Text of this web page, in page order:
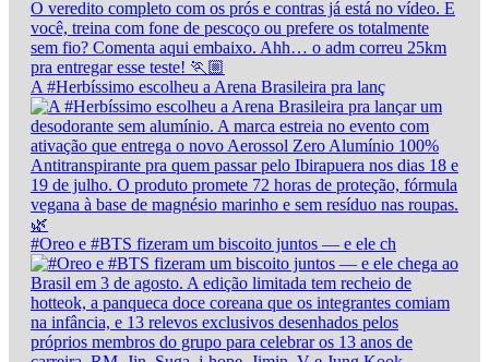
A #Herbíssimo escolheu a Arena Brasileira pra lanç
#Oreo e #BTS fizeram um biscoito juntos — e ele ch